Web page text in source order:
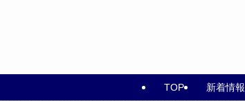
TOP 新着情報